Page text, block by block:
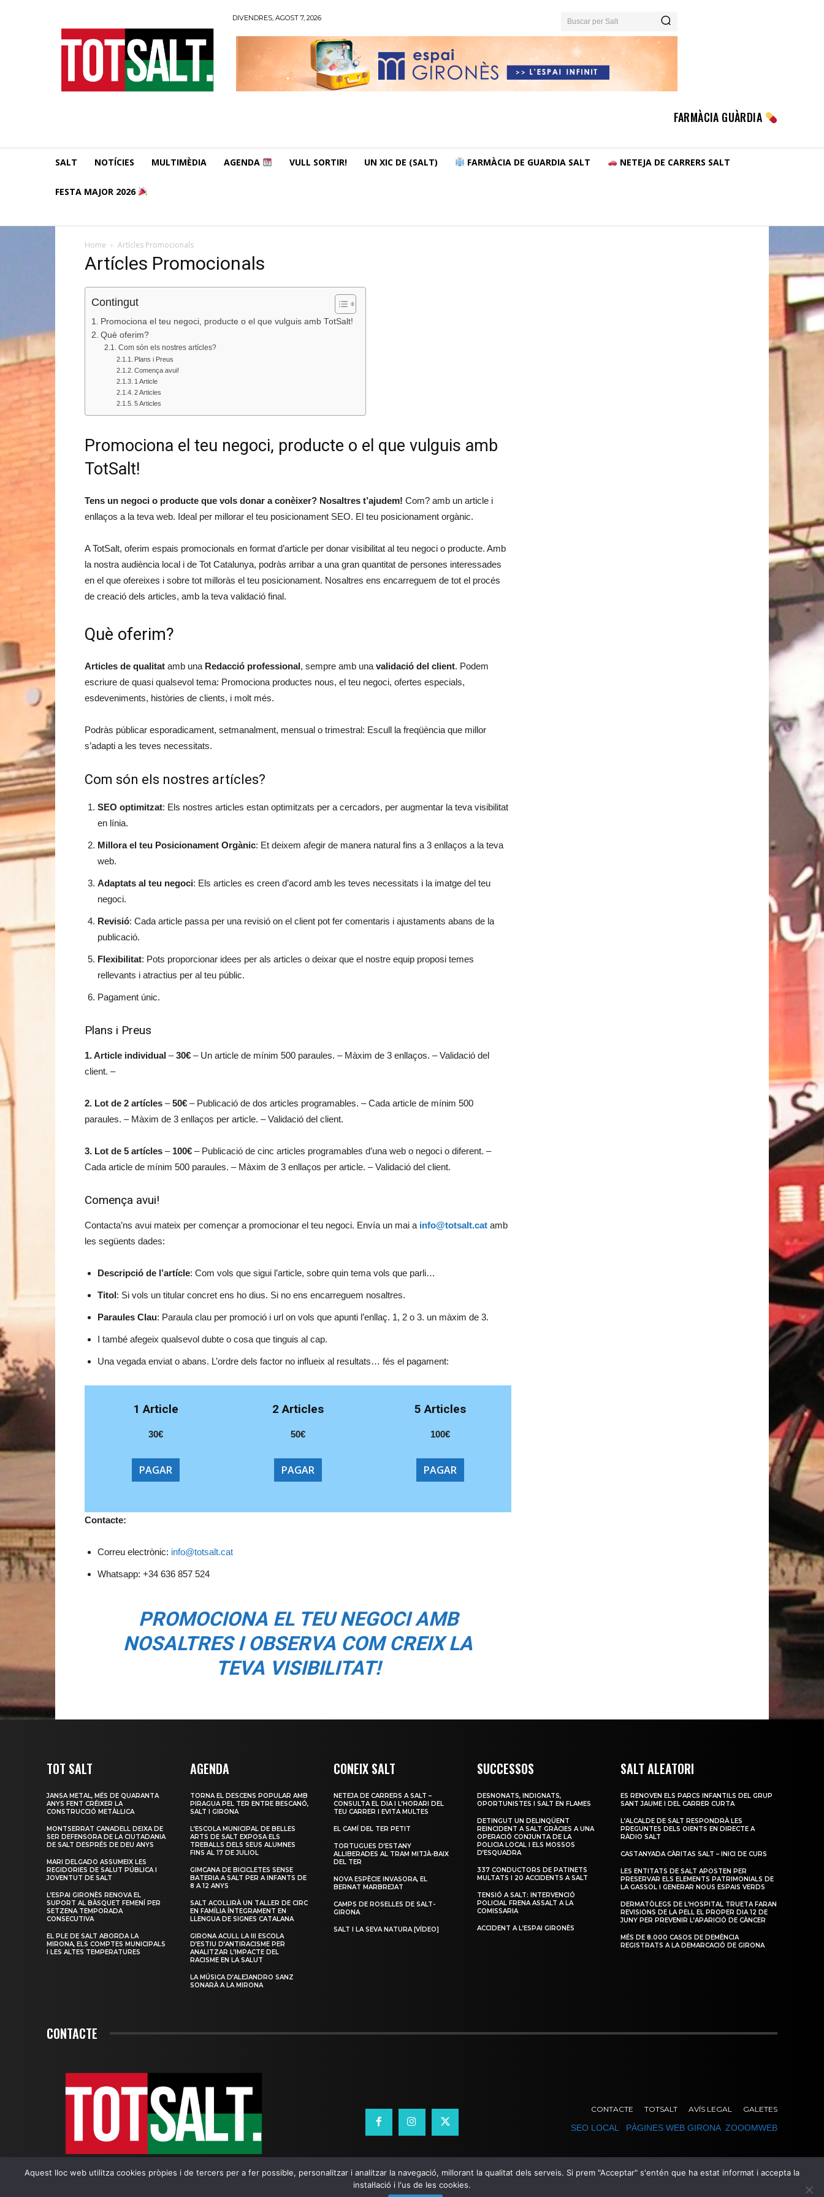
DIVENDRES, AGOST 7, 2026 Buscar per Salt
FARMÀCIA GUÀRDIA
SALT NOTÍCIES MULTIMÈDIA AGENDA VULL SORTIR! UN XIC DE (SALT) FARMÀCIA DE GUARDIA SALT NETEJA DE CARRERS SALT
FESTA MAJOR 2026
Home Artícles Promocionals
Artícles Promocionals
Contingut
Promociona el teu negoci, producte o el que vulguis amb TotSalt!
Què oferim?
Com són els nostres artícles?
Plans i Preus
Comença avui!
1 Article
2 Articles
5 Articles
Promociona el teu negoci, producte o el que vulguis amb
TotSalt!
Tens un negoci o producte que vols donar a conèixer? Nosaltres t’ajudem! Com? amb un article i
enllaços a la teva web. Ideal per millorar el teu posicionament SEO. El teu posicionament orgànic.
A TotSalt, oferim espais promocionals en format d’article per donar visibilitat al teu negoci o producte. Amb
la nostra audiència local i de Tot Catalunya, podràs arribar a una gran quantitat de persones interessades
en el que ofereixes i sobre tot milloràs el teu posicionament. Nosaltres ens encarreguem de tot el procés
de creació dels articles, amb la teva validació final.
Què oferim?
Articles de qualitat amb una Redacció professional, sempre amb una validació del client. Podem
escriure de quasi qualsevol tema: Promociona productes nous, el teu negoci, ofertes especials,
esdeveniments, històries de clients, i molt més.
Podràs públicar esporadicament, setmanalment, mensual o trimestral: Escull la freqüència que millor
s’adapti a les teves necessitats.
Com són els nostres artícles?
SEO optimitzat: Els nostres articles estan optimitzats per a cercadors, per augmentar la teva visibilitat
en línia.
Millora el teu Posicionament Orgànic: Et deixem afegir de manera natural fins a 3 enllaços a la teva
web.
Adaptats al teu negoci: Els articles es creen d’acord amb les teves necessitats i la imatge del teu
negoci.
Revisió: Cada article passa per una revisió on el client pot fer comentaris i ajustaments abans de la
publicació.
Flexibilitat: Pots proporcionar idees per als articles o deixar que el nostre equip proposi temes
rellevants i atractius per al teu públic.
Pagament únic.
Plans i Preus
1. Article individual –30€ – Un article de mínim 500 paraules. – Màxim de 3 enllaços. – Validació del
client. –
2. Lot de 2 artícles –50€ – Publicació de dos articles programables. – Cada article de mínim 500
paraules. – Màxim de 3 enllaços per article. – Validació del client.
3. Lot de 5 artícles – 100€ – Publicació de cinc articles programables d’una web o negoci o diferent. –
Cada article de mínim 500 paraules. – Màxim de 3 enllaços per article. – Validació del client.
Comença avui!
Contacta’ns avui mateix per començar a promocionar el teu negoci. Envía un mai a info@totsalt.cat amb
les següents dades:
Descripció de l’artícle: Com vols que sigui l’article, sobre quin tema vols que parli…
Titol: Si vols un titular concret ens ho dius. Si no ens encarreguem nosaltres.
Paraules Clau: Paraula clau per promoció i url on vols que apunti l’enllaç. 1, 2 o 3. un màxim de 3.
I també afegeix qualsevol dubte o cosa que tinguis al cap.
Una vegada enviat o abans. L’ordre dels factor no influeix al resultats… fés el pagament:
1 Article
30€
PAGAR
2 Articles
50€
PAGAR
5 Articles
100€
PAGAR
Contacte:
Correu electrònic: info@totsalt.cat
Whatsapp: +34 636 857 524
PROMOCIONA EL TEU NEGOCI AMB
NOSALTRES I OBSERVA COM CREIX LA
TEVA VISIBILITAT!
TOT SALT
JANSA METAL, MÉS DE QUARANTA
ANYS FENT CRÉIXER LA
CONSTRUCCIÓ METÀL·LICA
MONTSERRAT CANADELL DEIXA DE
SER DEFENSORA DE LA CIUTADANIA
DE SALT DESPRÉS DE DEU ANYS
MARI DELGADO ASSUMEIX LES
REGIDORIES DE SALUT PÚBLICA I
JOVENTUT DE SALT
L’ESPAI GIRONÈS RENOVA EL
SUPORT AL BÀSQUET FEMENÍ PER
SETZENA TEMPORADA
CONSECUTIVA
EL PLE DE SALT ABORDA LA
MIRONA, ELS COMPTES MUNICIPALS
I LES ALTES TEMPERATURES
AGENDA
TORNA EL DESCENS POPULAR AMB
PIRAGUA PEL TER ENTRE BESCANÓ,
SALT I GIRONA
L’ESCOLA MUNICIPAL DE BELLES
ARTS DE SALT EXPOSA ELS
TREBALLS DELS SEUS ALUMNES
FINS AL 17 DE JULIOL
GIMCANA DE BICICLETES SENSE
BATERIA A SALT PER A INFANTS DE
8 A 12 ANYS
SALT ACOLLIRÀ UN TALLER DE CIRC
EN FAMÍLIA ÍNTEGRAMENT EN
LLENGUA DE SIGNES CATALANA
GIRONA ACULL LA III ESCOLA
D’ESTIU D’ANTIRACISME PER
ANALITZAR L’IMPACTE DEL
RACISME EN LA SALUT
LA MÚSICA D’ALEJANDRO SANZ
SONARÀ A LA MIRONA
CONEIX SALT
NETEJA DE CARRERS A SALT –
CONSULTA EL DIA I L’HORARI DEL
TEU CARRER I EVITA MULTES
EL CAMÍ DEL TER PETIT
TORTUGUES D’ESTANY
ALLIBERADES AL TRAM MITJÀ-BAIX
DEL TER
NOVA ESPÈCIE INVASORA, EL
BERNAT MARBREJAT
CAMPS DE ROSELLES DE SALT-
GIRONA
SALT I LA SEVA NATURA [VÍDEO]
SUCCESSOS
DESNONATS, INDIGNATS,
OPORTUNISTES I SALT EN FLAMES
DETINGUT UN DELINQÜENT
REINCIDENT A SALT GRÀCIES A UNA
OPERACIÓ CONJUNTA DE LA
POLICIA LOCAL I ELS MOSSOS
D’ESQUADRA
337 CONDUCTORS DE PATINETS
MULTATS I 20 ACCIDENTS A SALT
TENSIÓ A SALT: INTERVENCIÓ
POLICIAL FRENA ASSALT A LA
COMISSARIA
ACCIDENT A L’ESPAI GIRONÈS
SALT ALEATORI
ES RENOVEN ELS PARCS INFANTILS DEL GRUP
SANT JAUME I DEL CARRER CURTA
L’ALCALDE DE SALT RESPONDRÀ LES
PREGUNTES DELS OIENTS EN DIRECTE A
RÀDIO SALT
CASTANYADA CÀRITAS SALT – INICI DE CURS
LES ENTITATS DE SALT APOSTEN PER
PRESERVAR ELS ELEMENTS PATRIMONIALS DE
LA GASSOL I GENERAR NOUS ESPAIS VERDS
DERMATÒLEGS DE L’HOSPITAL TRUETA FARAN
REVISIONS DE LA PELL EL PROPER DIA 12 DE
JUNY PER PREVENIR L’APARICIÓ DE CÀNCER
MÉS DE 8.000 CASOS DE DEMÈNCIA
REGISTRATS A LA DEMARCACIÓ DE GIRONA
CONTACTE
TotSalt © 2005-2023
CONTACTE TOTSALT AVÍS LEGAL GALETES
SEO LOCALI PÀGINES WEB GIRONA ZOOOMWEB
Aquest lloc web utilitza cookies pròpies i de tercers per a fer possible, personalitzar i analitzar la navegació, millorant la qualitat dels serveis. Si prem "Acceptar" s'entén que ha estat informat i accepta la
instal·lació i l'us de les cookies.